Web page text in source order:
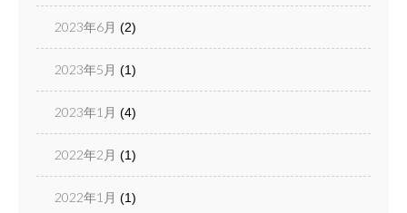
2023年6月 (2)
2023年5月 (1)
2023年1月 (4)
2022年2月 (1)
2022年1月 (1)